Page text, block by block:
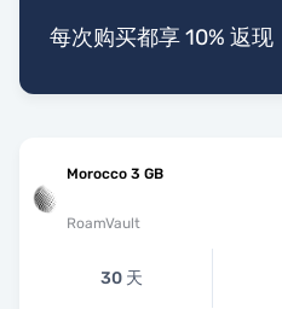
每次购买都享 10% 返现
Morocco 3 GB
RoamVault
30 天